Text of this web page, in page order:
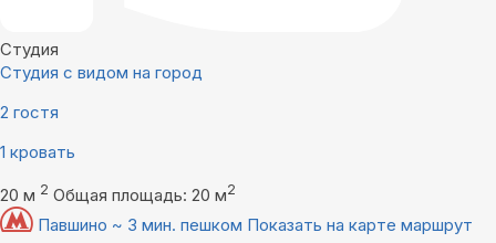
Студия
Студия с видом на город
2 гостя
1 кровать
20 м 2 Общая площадь: 20 м2
Павшино ~ 3 мин. пешком Показать на карте маршрут